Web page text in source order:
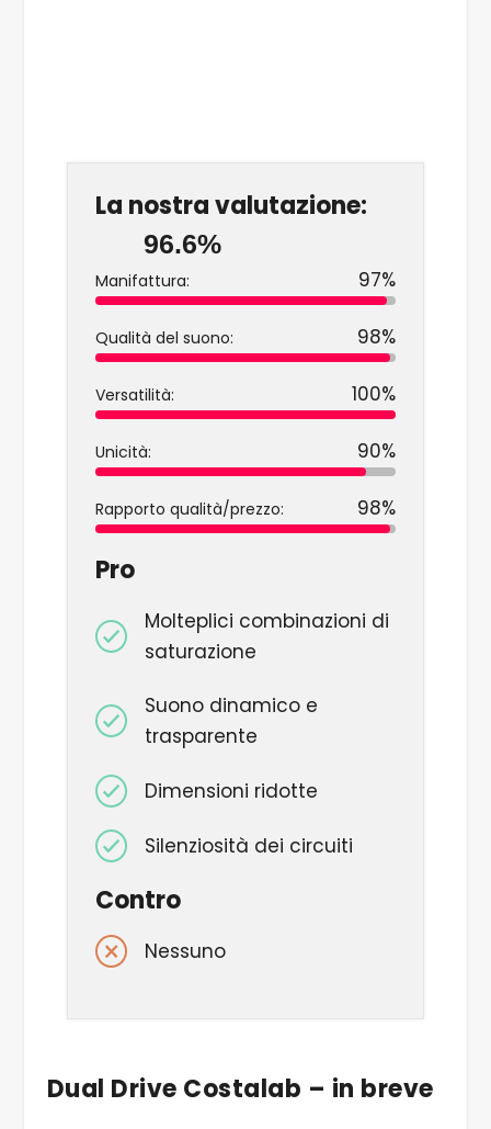
La nostra valutazione:
96.6%
Manifattura: 97%
Qualità del suono: 98%
Versatilità: 100%
Unicità: 90%
Rapporto qualità/prezzo: 98%
Pro
Molteplici combinazioni di
saturazione
Suono dinamico e
trasparente
Dimensioni ridotte
Silenziosità dei circuiti
Contro
Nessuno
Dual Drive Costalab – in breve